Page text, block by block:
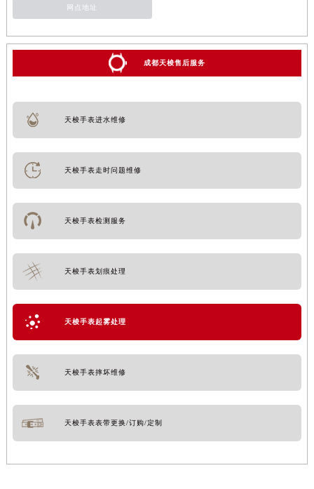
网点地址
成都天梭售后服务
天梭手表进水维修
天梭手表走时问题维修
天梭手表检测服务
天梭手表划痕处理
天梭手表起雾处理
天梭手表摔坏维修
天梭手表表带更换/订购/定制